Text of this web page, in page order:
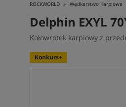
ROCKWORLD Wędkarstwo Karpiowe
Delphin EXYL
Kołowrotek karpiowy z
Konkurs+